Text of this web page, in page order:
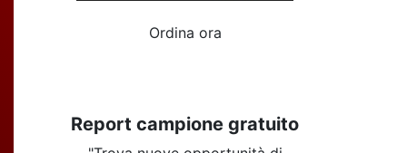
Ordina ora
Report campione gratuito